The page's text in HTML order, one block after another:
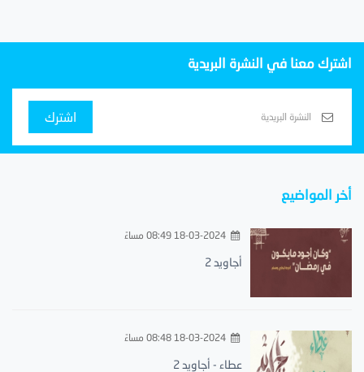
اشترك معنا في النشرة البريدية
اشترك
أخر المواضيع
18-03-2024 08:49 مساءً
أجاويد 2
18-03-2024 08:48 مساءً
عطاء - أجاويد 2